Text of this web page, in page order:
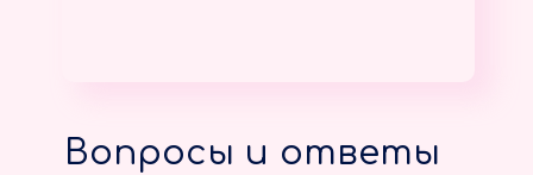
Вопросы и ответы